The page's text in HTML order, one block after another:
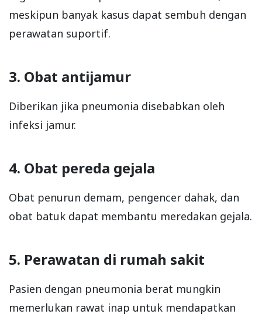
meskipun banyak kasus dapat sembuh dengan
perawatan suportif.
3. Obat antijamur
Diberikan jika pneumonia disebabkan oleh
infeksi jamur.
4. Obat pereda gejala
Obat penurun demam, pengencer dahak, dan
obat batuk dapat membantu meredakan gejala.
5. Perawatan di rumah sakit
Pasien dengan pneumonia berat mungkin
memerlukan rawat inap untuk mendapatkan